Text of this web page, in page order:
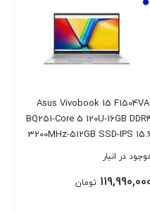
Asus Vivobook 15
BQ251-Core 5 120U-16GB
3200MHz-512GB SSD-IPS
inch Laptop
در انبار
تومان